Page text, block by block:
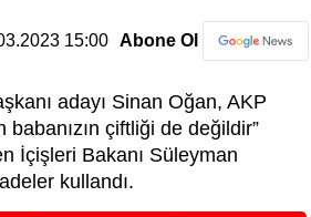
15:00 Abone Ol
adayı Sinan Oğan, AKP
babanızın çiftliği de değildir”
İçişleri Bakanı Süleyman
kullandı.